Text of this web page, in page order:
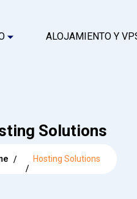
ALOJAMIENTO Y
Solutions
Hosting Solutions